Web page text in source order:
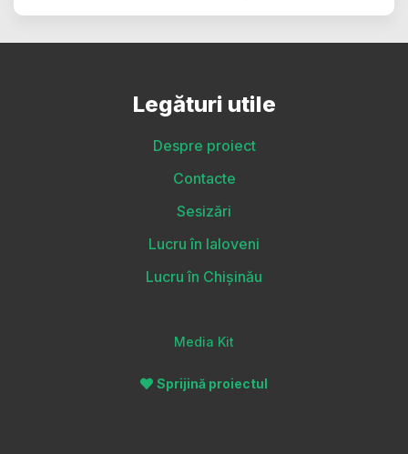
Legături utile
Despre proiect
Contacte
Sesizări
Lucru în Ialoveni
Lucru în Chișinău
Media Kit
Sprijină proiectul